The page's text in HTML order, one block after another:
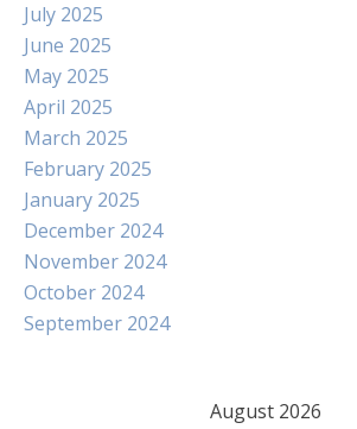
July 2025
June 2025
May 2025
April 2025
March 2025
February 2025
January 2025
December 2024
November 2024
October 2024
September 2024
August 2026